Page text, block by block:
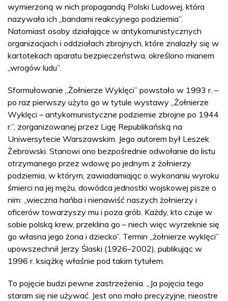
wymierzoną w nich propagandą Polski Ludowej, która
nazywała ich „bandami reakcyjnego podziemia”.
Natomiast osoby działające w antykomunistycznych
organizacjach i oddziałach zbrojnych, które znalazły się w
kartotekach aparatu bezpieczeństwa, określono mianem
„wrogów ludu”.
Sformułowanie „Żołnierze Wyklęci” powstało w 1993 r. –
po raz pierwszy użyto go w tytule wystawy „Żołnierze
Wyklęci – antykomunistyczne podziemie zbrojne po 1944
r.”, zorganizowanej przez Ligę Republikańską na
Uniwersytecie Warszawskim. Jego autorem był Leszek
Żebrowski. Stanowi ono bezpośrednie odwołanie do listu
otrzymanego przez wdowę po jednym z żołnierzy
podziemia, w którym, zawiadamiając o wykonaniu wyroku
śmierci na jej mężu, dowódca jednostki wojskowej pisze o
nim: „wieczna hańba i nienawiść naszych żołnierzy i
oficerów towarzyszy mu i poza grób. Każdy, kto czuje w
sobie polską krew, przeklina go – niech więc wyrzeknie się
go własna jego żona i dziecko”. Termin „żołnierze wyklęci”
upowszechnił Jerzy Ślaski (1926–2002), publikując w
1996 r. książkę właśnie pod takim tytułem.
To pojęcie budzi pewne zastrzeżenia. „Ja pojęcia tego
staram się nie używać. Jest ono mało precyzyjne, nieostre